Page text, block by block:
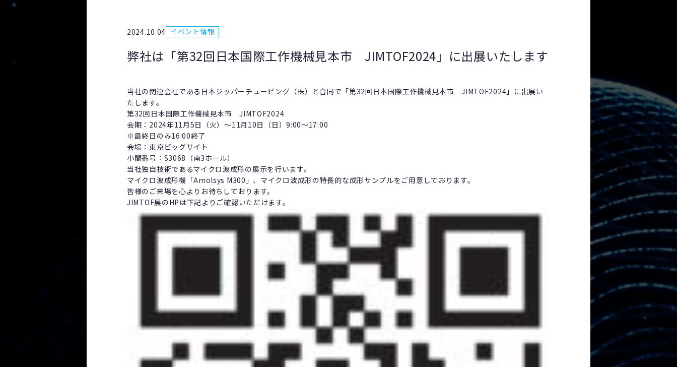
2024.10.04 イベント情報
弊社は「第32回日本国際工作機械見本市 JIMTOF2024」に出展いたします
当社の関連会社である日本ジッパーチュービング（株）と合同で「第32回日本国際工作機械見本市 JIMTOF2024」に出展い
たします。
第32回日本国際工作機械見本市 JIMTOF2024
会期：2024年11月5日（火）～11月10日（日）9:00～17:00
※最終日のみ16:00終了
会場：東京ビッグサイト
小間番号：S3068（南3ホール）
当社独自技術であるマイクロ波成形の展示を行います。
マイクロ波成形機「Amolsys M300」、マイクロ波成形の特長的な成形サンプルをご用意しております。
皆様のご来場を心よりお待ちしております。
JIMTOF展のHPは下記よりご確認いただけます。